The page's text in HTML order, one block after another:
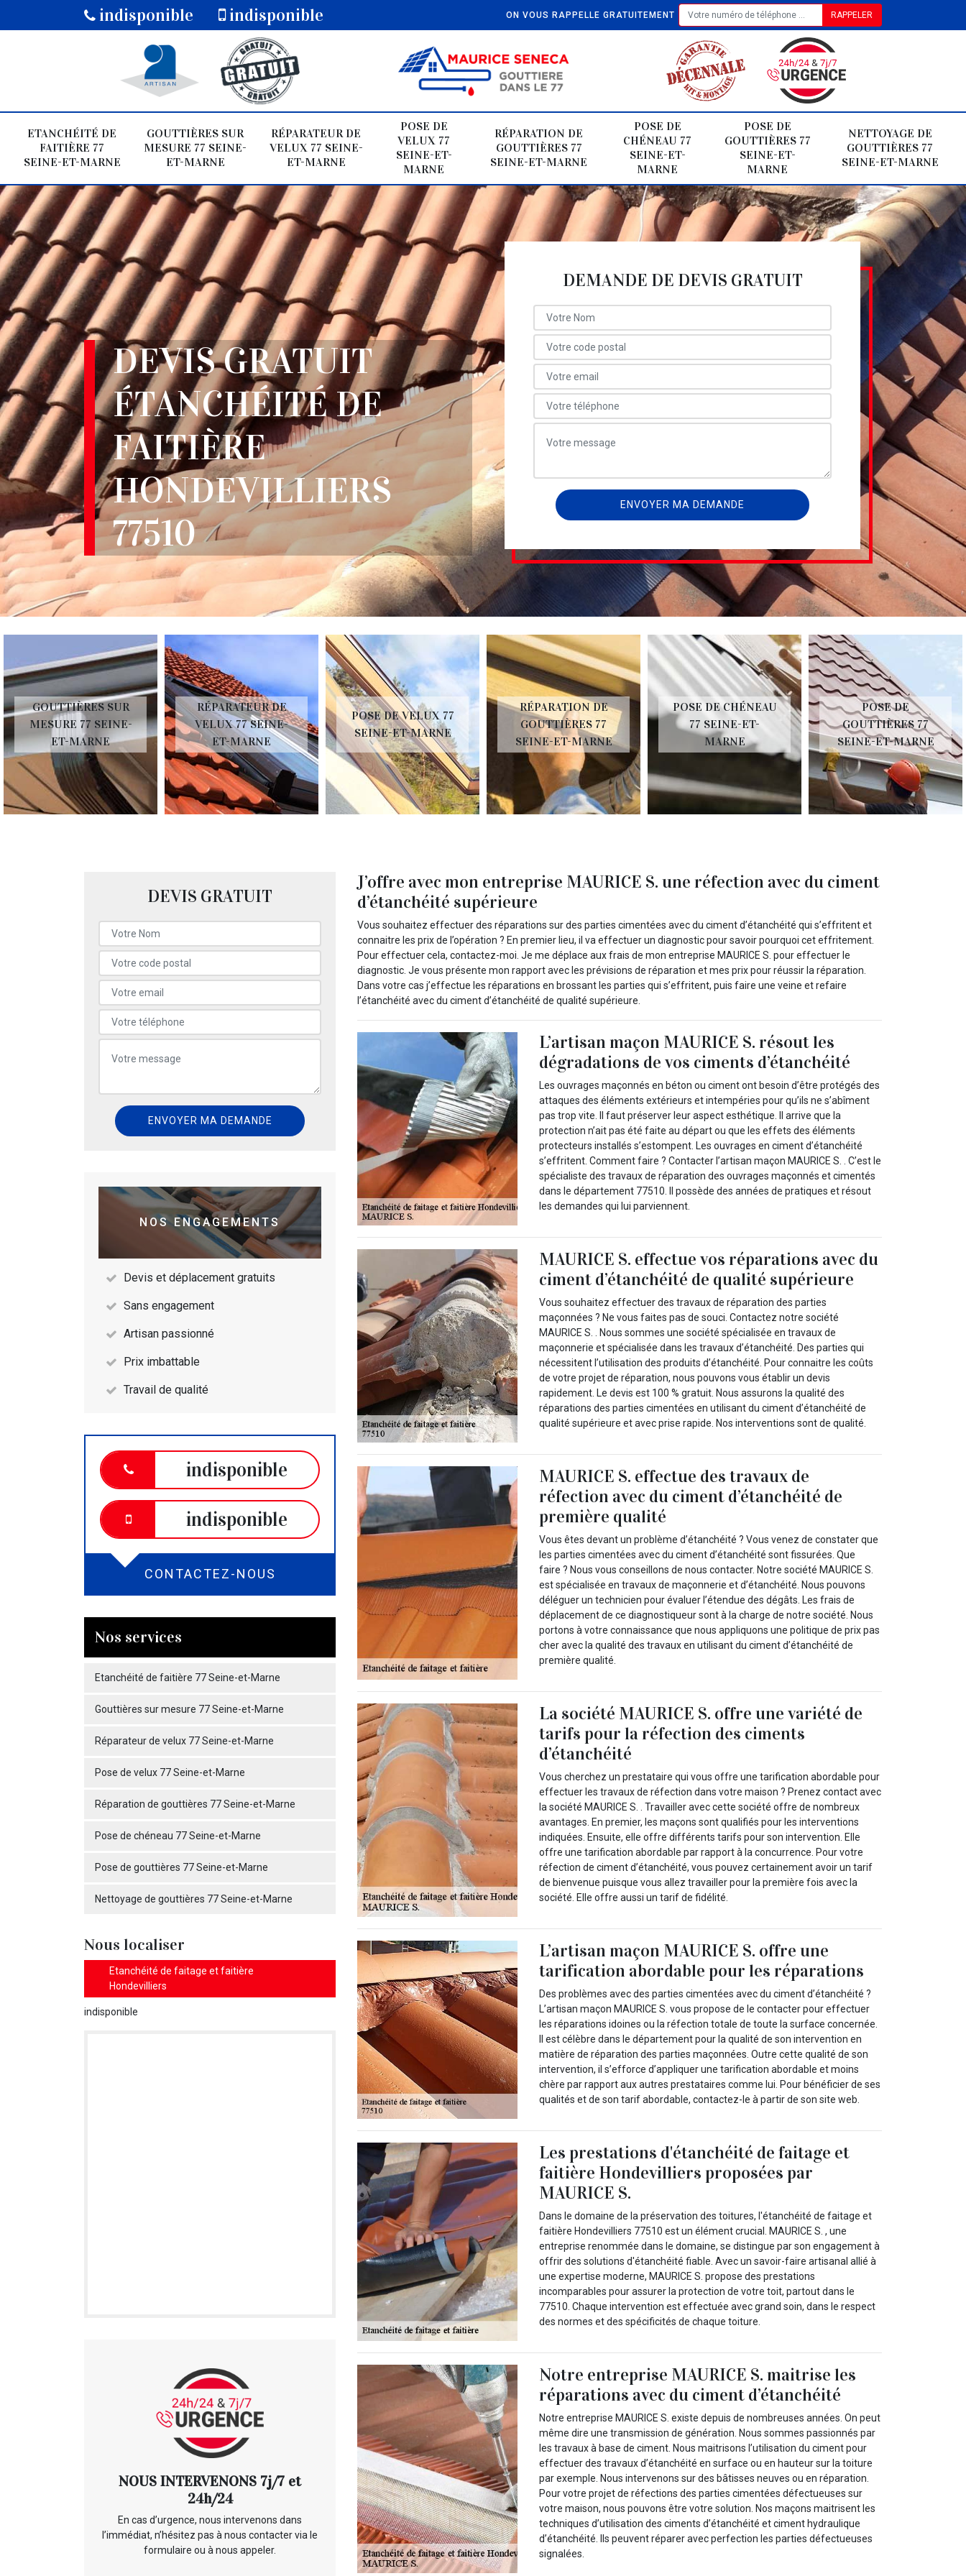
indisponible indisponible ON VOUS RAPPELLE GRATUITEMENT
ETANCHÉITÉ DE
FAITIÈRE 77
SEINE-ET-MARNE
GOUTTIÈRES SUR
MESURE 77 SEINE-
ET-MARNE
RÉPARATEUR DE
VELUX 77 SEINE-
ET-MARNE
POSE DE
VELUX 77
SEINE-ET-
MARNE
RÉPARATION DE
GOUTTIÈRES 77
SEINE-ET-MARNE
POSE DE
CHÉNEAU 77
SEINE-ET-
MARNE
POSE DE
GOUTTIÈRES 77
SEINE-ET-
MARNE
NETTOYAGE DE
GOUTTIÈRES 77
SEINE-ET-MARNE
DEVIS GRATUIT
ÉTANCHÉITÉ DE
FAITIÈRE
HONDEVILLIERS
77510
DEMANDE DE DEVIS GRATUIT
GOUTTIÈRES SUR
MESURE 77 SEINE-
ET-MARNE
RÉPARATEUR DE
VELUX 77 SEINE-
ET-MARNE
POSE DE VELUX 77
SEINE-ET-MARNE
RÉPARATION DE
GOUTTIÈRES 77
SEINE-ET-MARNE
POSE DE CHÉNEAU
77 SEINE-ET-
MARNE
POSE DE
GOUTTIÈRES 77
SEINE-ET-MARNE
DEVIS GRATUIT
NOS ENGAGEMENTS
Devis et déplacement gratuits
Sans engagement
Artisan passionné
Prix imbattable
Travail de qualité
indisponible
indisponible
CONTACTEZ-NOUS
Nos services
Etanchéité de faitière 77 Seine-et-Marne
Gouttières sur mesure 77 Seine-et-Marne
Réparateur de velux 77 Seine-et-Marne
Pose de velux 77 Seine-et-Marne
Réparation de gouttières 77 Seine-et-Marne
Pose de chéneau 77 Seine-et-Marne
Pose de gouttières 77 Seine-et-Marne
Nettoyage de gouttières 77 Seine-et-Marne
Nous localiser
Etanchéité de faitage et faitière
Hondevilliers
indisponible
NOUS INTERVENONS 7j/7 et
24h/24
En cas d’urgence, nous intervenons dans
l’immédiat, n’hésitez pas à nous contacter via le
formulaire ou à nous appeler.
J’offre avec mon entreprise MAURICE S. une réfection avec du ciment
d’étanchéité supérieure
Vous souhaitez effectuer des réparations sur des parties cimentées avec du ciment d’étanchéité qui s’effritent et
connaitre les prix de l’opération ? En premier lieu, il va effectuer un diagnostic pour savoir pourquoi cet effritement.
Pour effectuer cela, contactez-moi. Je me déplace aux frais de mon entreprise MAURICE S. pour effectuer le
diagnostic. Je vous présente mon rapport avec les prévisions de réparation et mes prix pour réussir la réparation.
Dans votre cas j’effectue les réparations en brossant les parties qui s’effritent, puis faire une veine et refaire
l’étanchéité avec du ciment d’étanchéité de qualité supérieure.
L’artisan maçon MAURICE S. résout les
dégradations de vos ciments d’étanchéité
Les ouvrages maçonnés en béton ou ciment ont besoin d’être protégés des
attaques des éléments extérieurs et intempéries pour qu’ils ne s’abîment
pas trop vite. Il faut préserver leur aspect esthétique. Il arrive que la
protection n’ait pas été faite au départ ou que les effets des éléments
protecteurs installés s’estompent. Les ouvrages en ciment d’étanchéité
s’effritent. Comment faire ? Contacter l’artisan maçon MAURICE S. . C’est le
spécialiste des travaux de réparation des ouvrages maçonnés et cimentés
dans le département 77510. Il possède des années de pratiques et résout
les demandes qui lui parviennent.
MAURICE S. effectue vos réparations avec du
ciment d’étanchéité de qualité supérieure
Vous souhaitez effectuer des travaux de réparation des parties
maçonnées ? Ne vous faites pas de souci. Contactez notre société
MAURICE S. . Nous sommes une société spécialisée en travaux de
maçonnerie et spécialisée dans les travaux d’étanchéité. Des parties qui
nécessitent l’utilisation des produits d’étanchéité. Pour connaitre les coûts
de votre projet de réparation, nous pouvons vous établir un devis
rapidement. Le devis est 100 % gratuit. Nous assurons la qualité des
réparations des parties cimentées en utilisant du ciment d’étanchéité de
qualité supérieure et avec prise rapide. Nos interventions sont de qualité.
MAURICE S. effectue des travaux de
réfection avec du ciment d’étanchéité de
première qualité
Vous êtes devant un problème d’étanchéité ? Vous venez de constater que
les parties cimentées avec du ciment d’étanchéité sont fissurées. Que
faire ? Nous vous conseillons de nous contacter. Notre société MAURICE S.
est spécialisée en travaux de maçonnerie et d’étanchéité. Nous pouvons
déléguer un technicien pour évaluer l’étendue des dégâts. Les frais de
déplacement de ce diagnostiqueur sont à la charge de notre société. Nous
portons à votre connaissance que nous appliquons une politique de prix pas
cher avec la qualité des travaux en utilisant du ciment d’étanchéité de
première qualité.
La société MAURICE S. offre une variété de
tarifs pour la réfection des ciments
d’étanchéité
Vous cherchez un prestataire qui vous offre une tarification abordable pour
effectuer les travaux de réfection dans votre maison ? Prenez contact avec
la société MAURICE S. . Travailler avec cette société offre de nombreux
avantages. En premier, les maçons sont qualifiés pour les interventions
indiquées. Ensuite, elle offre différents tarifs pour son intervention. Elle
offre une tarification abordable par rapport à la concurrence. Pour votre
réfection de ciment d’étanchéité, vous pouvez certainement avoir un tarif
de bienvenue puisque vous allez travailler pour la première fois avec la
société. Elle offre aussi un tarif de fidélité.
L’artisan maçon MAURICE S. offre une
tarification abordable pour les réparations
Des problèmes avec des parties cimentées avec du ciment d’étanchéité ?
L’artisan maçon MAURICE S. vous propose de le contacter pour effectuer
les réparations idoines ou la réfection totale de toute la surface concernée.
Il est célèbre dans le département pour la qualité de son intervention en
matière de réparation des parties maçonnées. Outre cette qualité de son
intervention, il s’efforce d’appliquer une tarification abordable et moins
chère par rapport aux autres prestataires comme lui. Pour bénéficier de ses
qualités et de son tarif abordable, contactez-le à partir de son site web.
Les prestations d'étanchéité de faitage et
faitière Hondevilliers proposées par
MAURICE S.
Dans le domaine de la préservation des toitures, l'étanchéité de faitage et
faitière Hondevilliers 77510 est un élément crucial. MAURICE S. , une
entreprise renommée dans le domaine, se distingue par son engagement à
offrir des solutions d'étanchéité fiable. Avec un savoir-faire artisanal allié à
une expertise moderne, MAURICE S. propose des prestations
incomparables pour assurer la protection de votre toit, partout dans le
77510. Chaque intervention est effectuée avec grand soin, dans le respect
des normes et des spécificités de chaque toiture.
Notre entreprise MAURICE S. maitrise les
réparations avec du ciment d’étanchéité
Notre entreprise MAURICE S. existe depuis de nombreuses années. On peut
même dire une transmission de génération. Nous sommes passionnés par
les travaux à base de ciment. Nous maitrisons l’utilisation du ciment pour
effectuer des travaux d’étanchéité en surface ou en hauteur sur la toiture
par exemple. Nous intervenons sur des bâtisses neuves ou en réparation.
Pour votre projet de réfections des parties cimentées défectueuses sur
votre maison, nous pouvons être votre solution. Nos maçons maitrisent les
techniques d’utilisation des ciments d’étanchéité et ciment hydraulique
d’étanchéité. Ils peuvent réparer avec perfection les parties défectueuses
signalées.